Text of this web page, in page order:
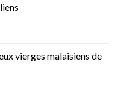
vierges malaisiens de